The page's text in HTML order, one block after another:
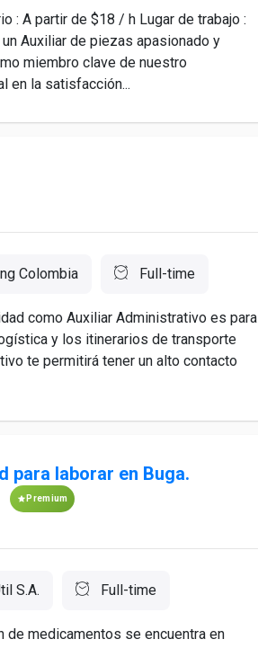
: A partir de $18 / h Lugar de trabajo :
Auxiliar de piezas apasionado y
miembro clave de nuestro
en la satisfacción...
Colombia Full-time
como Auxiliar Administrativo es para
y los itinerarios de transporte
te permitirá tener un alto contacto
para laborar en Buga.
Premium
S.A. Full-time
medicamentos se encuentra en